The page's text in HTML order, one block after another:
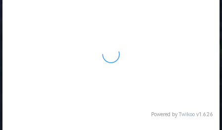
Powered byTwikoo v1.6.26